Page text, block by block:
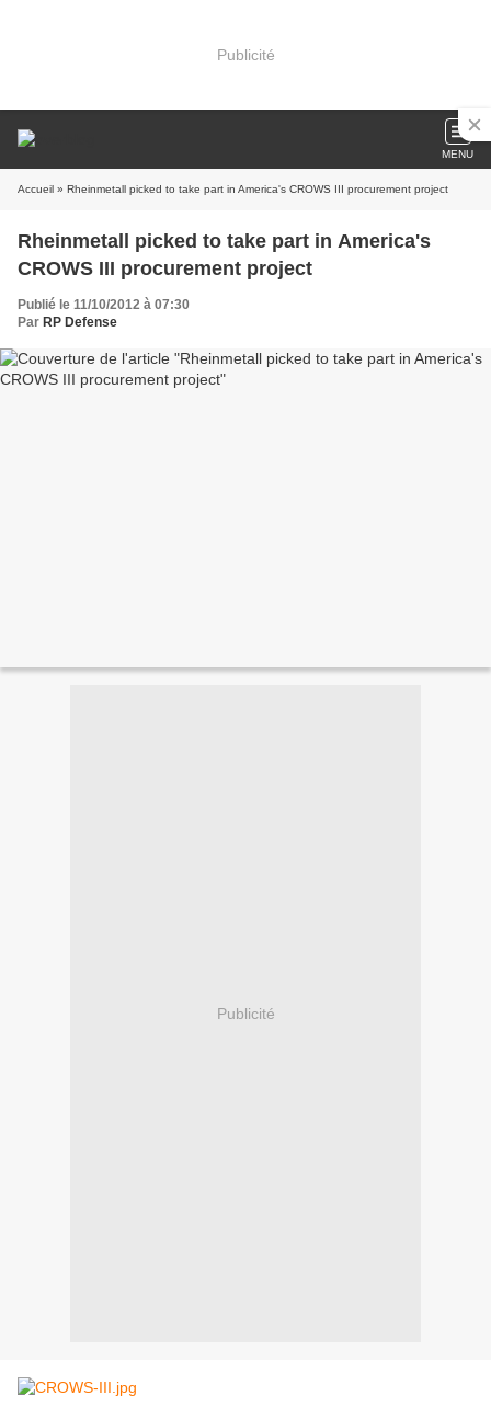
Publicité
MENU
Accueil » Rheinmetall picked to take part in America's CROWS III procurement project
Rheinmetall picked to take part in America's
CROWS III procurement project
Publié le 11/10/2012 à 07:30
Par RP Defense
Publicité